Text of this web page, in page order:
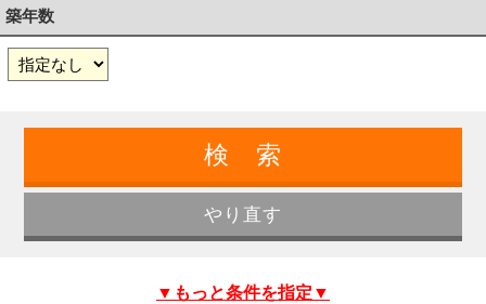
築年数
▼もっと条件を指定▼